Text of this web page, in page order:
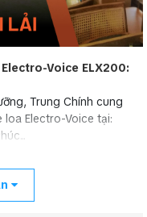
Voice ELX200:
Trung Chính cung
Electro-Voice tại: